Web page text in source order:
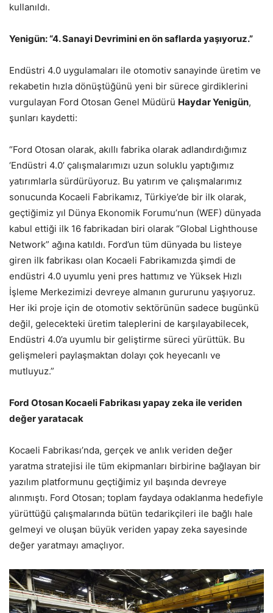
kullanıldı.
Yenigün: “4. Sanayi Devrimini en ön saflarda yaşıyoruz.”
Endüstri 4.0 uygulamaları ile otomotiv sanayinde üretim ve
rekabetin hızla dönüştüğünü yeni bir sürece girdiklerini
vurgulayan Ford Otosan Genel Müdürü Haydar Yenigün,
şunları kaydetti:
“Ford Otosan olarak, akıllı fabrika olarak adlandırdığımız
‘Endüstri 4.0’ çalışmalarımızı uzun soluklu yaptığımız
yatırımlarla sürdürüyoruz. Bu yatırım ve çalışmalarımız
sonucunda Kocaeli Fabrikamız, Türkiye’de bir ilk olarak,
geçtiğimiz yıl Dünya Ekonomik Forumu’nun (WEF) dünyada
kabul ettiği ilk 16 fabrikadan biri olarak “Global Lighthouse
Network” ağına katıldı. Ford’un tüm dünyada bu listeye
giren ilk fabrikası olan Kocaeli Fabrikamızda şimdi de
endüstri 4.0 uyumlu yeni pres hattımız ve Yüksek Hızlı
İşleme Merkezimizi devreye almanın gururunu yaşıyoruz.
Her iki proje için de otomotiv sektörünün sadece bugünkü
değil, gelecekteki üretim taleplerini de karşılayabilecek,
Endüstri 4.0’a uyumlu bir geliştirme süreci yürüttük. Bu
gelişmeleri paylaşmaktan dolayı çok heyecanlı ve
mutluyuz.”
Ford Otosan Kocaeli Fabrikası yapay zeka ile veriden
değer yaratacak
Kocaeli Fabrikası’nda, gerçek ve anlık veriden değer
yaratma stratejisi ile tüm ekipmanları birbirine bağlayan bir
yazılım platformunu geçtiğimiz yıl başında devreye
alınmıştı. Ford Otosan; toplam faydaya odaklanma hedefiyle
yürüttüğü çalışmalarında bütün tedarikçileri ile bağlı hale
gelmeyi ve oluşan büyük veriden yapay zeka sayesinde
değer yaratmayı amaçlıyor.